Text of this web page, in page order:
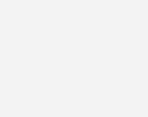
President Sales and